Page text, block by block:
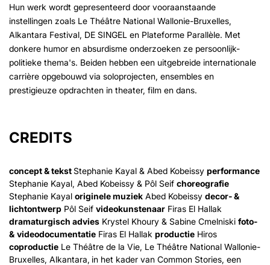
Hun werk wordt gepresenteerd door vooraanstaande
instellingen zoals Le Théâtre National Wallonie-Bruxelles,
Alkantara Festival, DE SINGEL en Plateforme Parallèle. Met
donkere humor en absurdisme onderzoeken ze persoonlijk-
politieke thema's. Beiden hebben een uitgebreide internationale
carrière opgebouwd via soloprojecten, ensembles en
prestigieuze opdrachten in theater, film en dans.
CREDITS
concept & tekstStephanie Kayal & Abed Kobeissy performance
Stephanie Kayal, Abed Kobeissy & Pôl Seif choreografie
Stephanie Kayal originele muziek Abed Kobeissy decor- &
lichtontwerp Pôl Seif videokunstenaar Firas El Hallak
dramaturgisch advies Krystel Khoury & Sabine Cmelniski foto-
& videodocumentatie Firas El Hallak productie Hiros
coproductie Le Théâtre de la Vie, Le Théâtre National Wallonie-
Bruxelles, Alkantara, in het kader van Common Stories, een